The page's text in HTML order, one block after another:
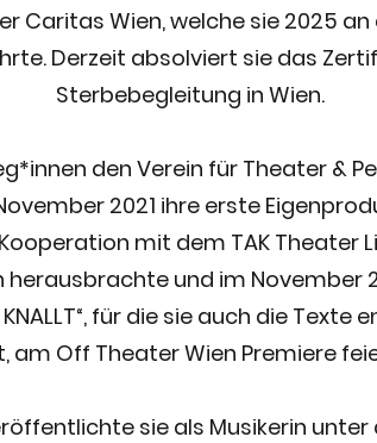
Caritas Wien, welche sie 2025
Derzeit absolviert sie das
Sterbebegleitung in Wien.
den Verein für Theater &
2021 ihre erste
Kooperation mit dem TAK Theater
herausbrachte und im November
KNALLT“, für die sie auch die
am Off Theater Wien Premiere
sie als Musikerin unter